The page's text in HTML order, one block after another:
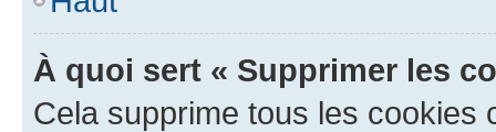
À quoi sert « Supprimer les
Cela supprime tous les cookies